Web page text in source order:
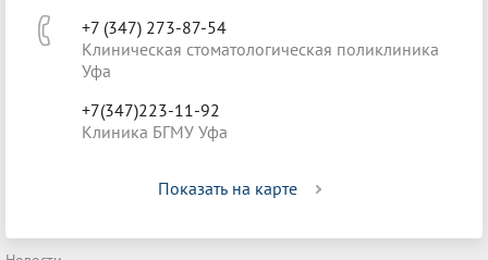
+7 (347) 273-87-54
Клиническая стоматологическая поликлиника
Уфа
+7(347)223-11-92
Клиника БГМУ Уфа
Показать на карте